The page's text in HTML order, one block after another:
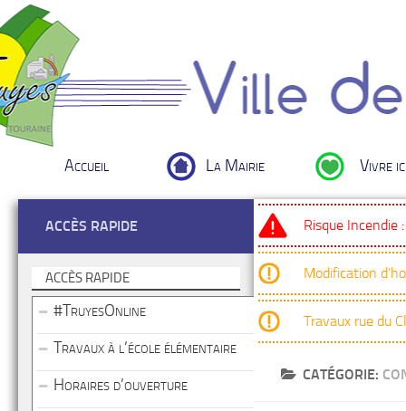
Accueil La Mairie Vivre
Risque Incendie
Modification
Travaux rue du
CATÉGORIE:
ACCÈS RAPIDE
ACCÈS RAPIDE
#TruyesOnline
Travaux à l’école élémentaire
Horaires d’ouverture